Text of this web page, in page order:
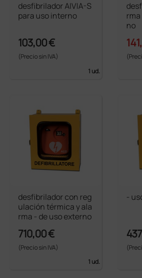
desfibrilador AIVIA-S
para uso interno
103,00 €
(Precio sin IVA)
1 ud.
no
desfibrilador con reg
ulación térmica y ala
rma - de uso externo
710,00 €
(Precio sin IVA)
1 ud.
-